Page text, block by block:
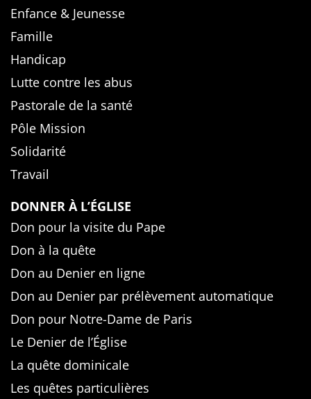
Enfance & Jeunesse
Famille
Handicap
Lutte contre les abus
Pastorale de la santé
Pôle Mission
Solidarité
Travail
DONNER À L’ÉGLISE
Don pour la visite du Pape
Don à la quête
Don au Denier en ligne
Don au Denier par prélèvement automatique
Don pour Notre-Dame de Paris
Le Denier de l’Église
La quête dominicale
Les quêtes particulières